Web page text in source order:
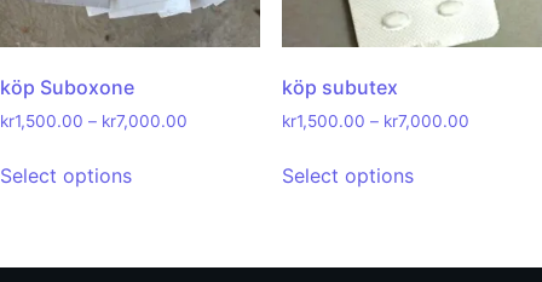
köp Suboxone
kr1,500.00 – kr7,000.00
Select options
köp subutex
kr1,500.00 – kr7,000.00
Select options